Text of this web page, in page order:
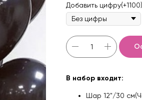
Добавить
В набор входит:
Шар 12"/30